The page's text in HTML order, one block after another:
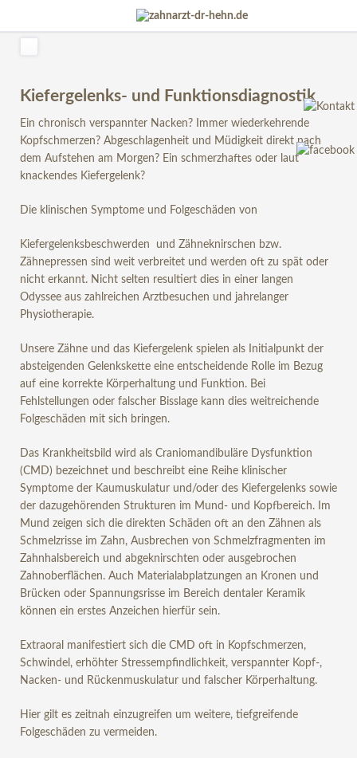
Kiefergelenks- und Funktionsdiagnostik
Ein chronisch verspannter Nacken? Immer wiederkehrende
Kopfschmerzen? Abgeschlagenheit und Müdigkeit direkt nach
dem Aufstehen am Morgen? Ein schmerzhaftes oder laut
knackendes Kiefergelenk?
Die klinischen Symptome und Folgeschäden von
Kiefergelenksbeschwerden und Zähneknirschen bzw.
Zähnepressen sind weit verbreitet und werden oft zu spät oder
nicht erkannt. Nicht selten resultiert dies in einer langen
Odyssee aus zahlreichen Arztbesuchen und jahrelanger
Physiotherapie.
Unsere Zähne und das Kiefergelenk spielen als Initialpunkt der
absteigenden Gelenkskette eine entscheidende Rolle im Bezug
auf eine korrekte Körperhaltung und Funktion. Bei
Fehlstellungen oder falscher Bisslage kann dies weitreichende
Folgeschäden mit sich bringen.
Das Krankheitsbild wird als Craniomandibuläre Dysfunktion
(CMD) bezeichnet und beschreibt eine Reihe klinischer
Symptome der Kaumuskulatur und/oder des Kiefergelenks sowie
der dazugehörenden Strukturen im Mund- und Kopfbereich. Im
Mund zeigen sich die direkten Schäden oft an den Zähnen als
Schmelzrisse im Zahn, Ausbrechen von Schmelzfragmenten im
Zahnhalsbereich und abgeknirschten oder ausgebrochen
Zahnoberflächen. Auch Materialabplatzungen an Kronen und
Brücken oder Spannungsrisse im Bereich dentaler Keramik
können ein erstes Anzeichen hierfür sein.
Extraoral manifestiert sich die CMD oft in Kopfschmerzen,
Schwindel, erhöhter Stressempfindlichkeit, verspannter Kopf-,
Nacken- und Rückenmuskulatur und falscher Körperhaltung.
Hier gilt es zeitnah einzugreifen um weitere, tiefgreifende
Folgeschäden zu vermeiden.